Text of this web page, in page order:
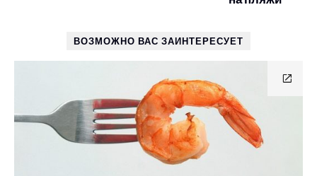
ВОЗМОЖНО ВАС ЗАИНТЕРЕСУЕТ